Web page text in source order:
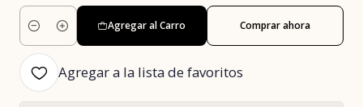
Cantidad
Agregar al Carro Comprar ahora
Agregar a la lista de favoritos